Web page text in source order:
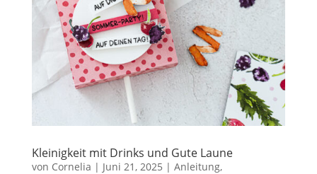
Kleinigkeit mit Drinks und Gute Laune
von Cornelia | Juni 21, 2025 | Anleitung,